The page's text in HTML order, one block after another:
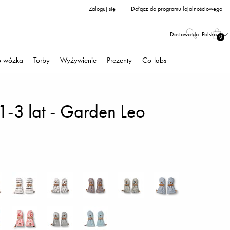
Zaloguj się Dołącz do programu lojalnościowego
Dostawa do: Polska 0
wózka Torby Wyżywienie Prezenty Co-labs
3 lat - Garden Leo